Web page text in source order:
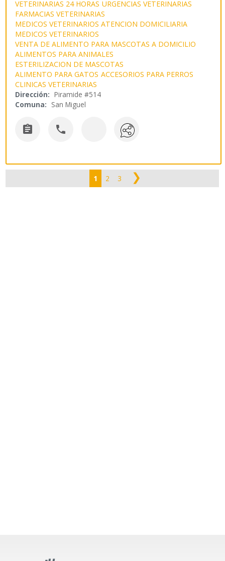
VETERINARIAS 24 HORAS URGENCIAS VETERINARIAS
FARMACIAS VETERINARIAS
MEDICOS VETERINARIOS ATENCION DOMICILIARIA
MEDICOS VETERINARIOS
VENTA DE ALIMENTO PARA MASCOTAS A DOMICILIO
ALIMENTOS PARA ANIMALES
ESTERILIZACION DE MASCOTAS
ALIMENTO PARA GATOS ACCESORIOS PARA PERROS
CLINICAS VETERINARIAS
Dirección: Piramide #514
Comuna: San Miguel
 
1 2 3 ❯